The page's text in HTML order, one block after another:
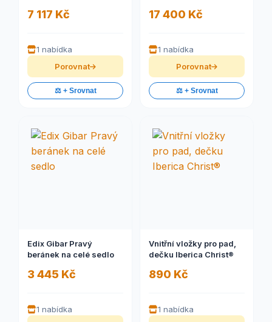
7 117 Kč
1 nabídka
Porovnat
⚖️ + Srovnat
17 400 Kč
1 nabídka
Porovnat
⚖️ + Srovnat
Edix Gibar Pravý
beránek na celé sedlo
3 445 Kč
1 nabídka
Vnitřní vložky pro pad,
dečku Iberica Christ®
890 Kč
1 nabídka